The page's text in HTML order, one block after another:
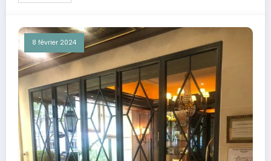
8 février 2024